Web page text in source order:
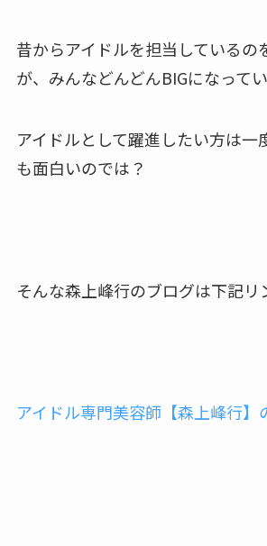
昔からアイドルを担当しているの
が、みんなどんどんBIGになってい
アイドルとして躍進したい方は一
も面白いのでは？
そんな森上峰行のブログは下記リ
アイドル専門美容師【森上峰行】